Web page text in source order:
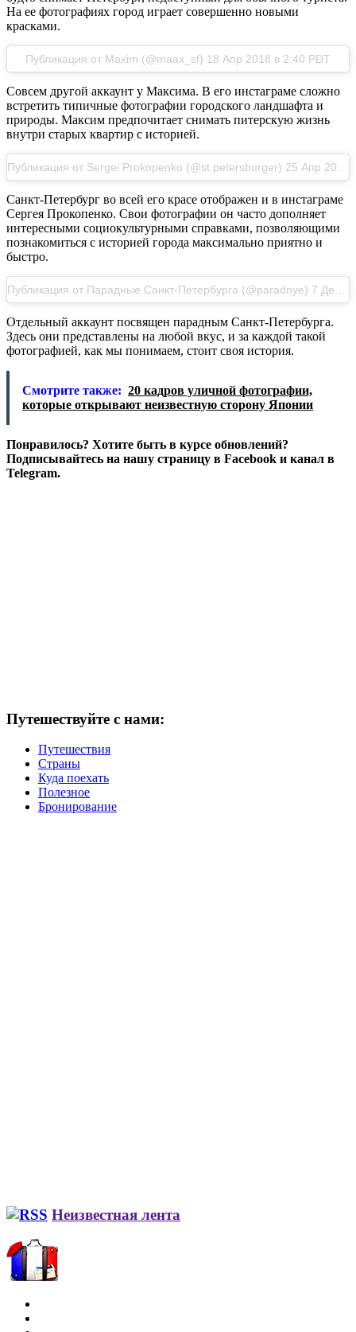
На ее фотографиях город играет совершенно новыми
красками.
Публикация от Maxim (@maax_sf) 18 Апр 2018 в 2:40 PDT
Совсем другой аккаунт у Максима. В его инстаграме сложно
встретить типичные фотографии городского ландшафта и
природы. Максим предпочитает снимать питерскую жизнь
внутри старых квартир с историей.
Санкт-Петербург во всей его красе отображен и в инстаграме
Сергея Прокопенко. Свои фотографии он часто дополняет
интересными социокультурными справками, позволяющими
познакомиться с историей города максимально приятно и
быстро.
Отдельный аккаунт посвящен парадным Санкт-Петербурга.
Здесь они представлены на любой вкус, и за каждой такой
фотографией, как мы понимаем, стоит своя история.
Смотрите также: 20 кадров уличной фотографии,
которые открывают неизвестную сторону Японии
Понравилось? Хотите быть в курсе обновлений?
Подписывайтесь на нашу страницу в Facebook и канал в
Telegram.
Путешествуйте с нами:
Путешествия
Страны
Куда поехать
Полезное
Бронирование
Неизвестная лента